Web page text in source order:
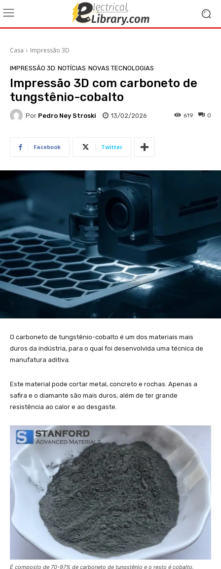
Casa Impressão 3D
IMPRESSÃO 3D NOTÍCIAS NOVAS TECNOLOGIAS
Impressão 3D com carboneto de
tungstênio-cobalto
Por Pedro Ney Stroski 13/02/2026 0
619
Facebook Twitter
O carboneto de tungstênio-cobalto é um dos materiais mais
duros da indústria, para o qual foi desenvolvida uma técnica de
manufatura aditiva.
Este material pode cortar metal, concreto e rochas. Apenas a
safira e o diamante são mais duros, além de ter grande
resistência ao calor e ao desgaste.
É composto de 70-97% de carboneto de tungstênio e o resto é cobalto.